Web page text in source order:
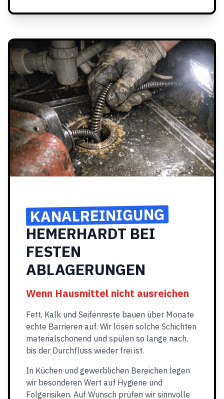
KANALREINIGUNG
HEMERHARDT BEI
FESTEN
ABLAGERUNGEN
Wenn Hausmittel nicht ausreichen
Fett, Kalk und Seifenreste bauen über Monate
echte Barrieren auf. Wir lösen solche Schichten
materialschonend und spülen so lange nach,
bis der Durchfluss wieder frei ist.
In Küchen und gewerblichen Bereichen legen
wir besonderen Wert auf Hygiene und
Folgerisiken. Auf Wunsch prüfen wir sinnvolle